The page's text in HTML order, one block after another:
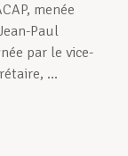
menée
Paul
par le vice-
...